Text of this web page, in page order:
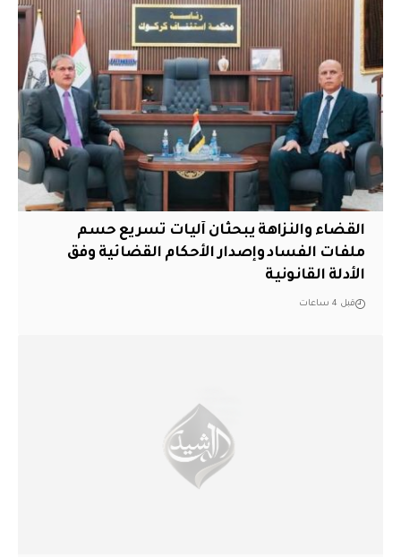
القضاء والنزاهة يبحثان آليات تسريع حسم
ملفات الفساد وإصدار الأحكام القضائية وفق
الأدلة القانونية
قبل 4 ساعات